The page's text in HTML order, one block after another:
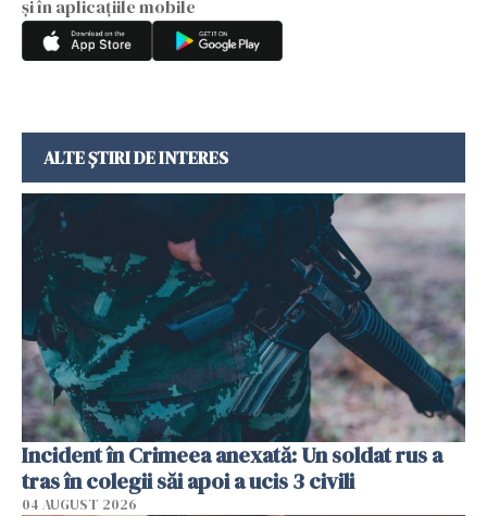
și în aplicațiile mobile
ALTE ȘTIRI DE INTERES
Incident în Crimeea anexată: Un soldat rus a
tras în colegii săi apoi a ucis 3 civili
04 AUGUST 2026